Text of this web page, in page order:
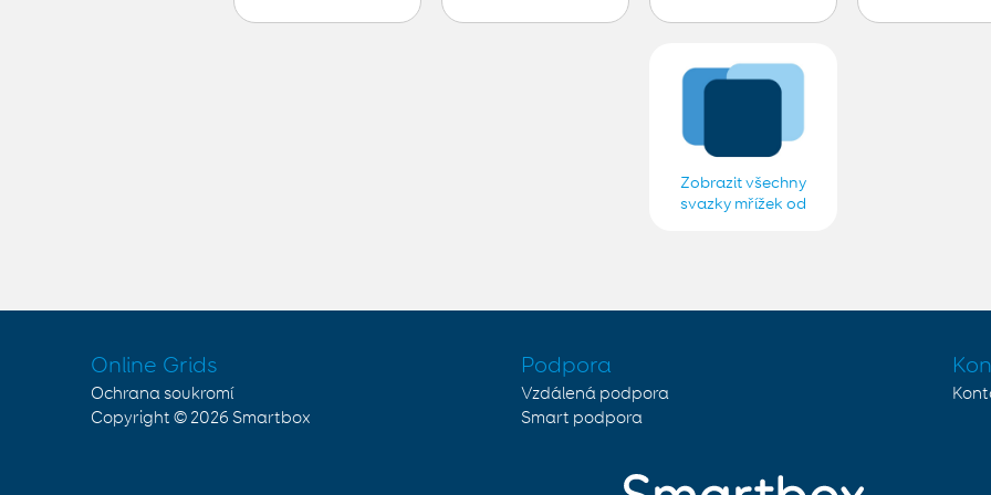
Zobrazit všechny
svazky mřížek od
Online Grids
Ochrana soukromí
Copyright © 2026 Smartbox
Podpora
Vzdálená podpora
Smart podpora